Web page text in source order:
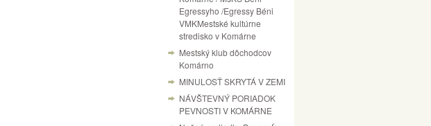
Egressyho /Egressy Béni
VMKMestské kultúrne
stredisko v Komárne
Mestský klub dôchodcov
Komárno
MINULOSŤ SKRYTÁ V ZEMI
NÁVŠTEVNÝ PORIADOK
PEVNOSTI V KOMÁRNE